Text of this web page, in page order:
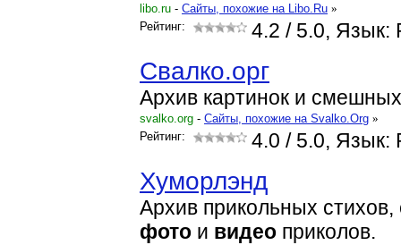
libo.ru - Cайты, похожие на Libo.Ru »
Рейтинг:
4.2 / 5.0, Язык:
Свалко.орг
Архив картинок и
svalko.org - Cайты, похожие на Svalko.Org »
Рейтинг:
4.0 / 5.0, Язык:
Хуморлэнд
Архив прикольных
фото и видео приколов.